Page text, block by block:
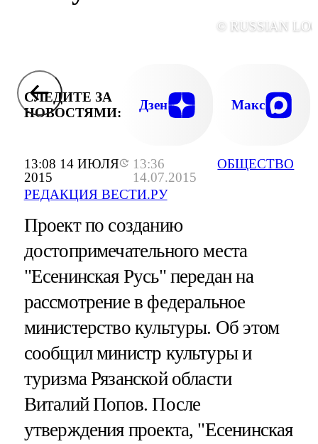
13:08 14 ИЮЛЯ
2015
13:36
14.07.2015
РЕДАКЦИЯ ВЕСТИ.РУ
ОБЩЕСТВО
© RUSSIAN
СЛЕДИТЕ ЗА
НОВОСТЯМИ:
Дзен Макс
Проект по созданию
достопримечательного места
"Есенинская Русь" передан на
рассмотрение в федеральное
министерство культуры. Об этом
сообщил министр культуры и
туризма Рязанской области
Виталий Попов. После
утверждения проекта, "Есенинская